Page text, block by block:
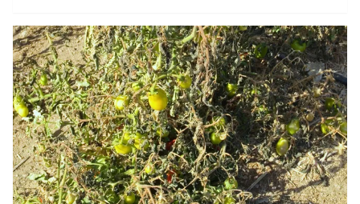
które porastają ciemnozielone liście, to
egzotyczna ozdoba wnętrz. Jednak na uwagę
zasługują przede wszystkim niezwykłe
kwiatostany hoi. Co zrobić, żeby było ich więcej?
Mamy na to dobry patent.